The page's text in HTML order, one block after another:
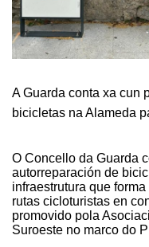
ESTABLECEMENTOS
E
NOVAS
XERENCIAS
GUARDA
A Guarda conta xa cun
bicicletas na Alameda
O Concello da Guarda
autorreparación de
infraestrutura que
rutas cicloturistas en
promovido pola
Suroeste no marco do